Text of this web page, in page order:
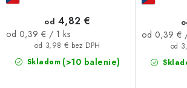
Skladom (>10 balenie)
od 3,98 € bez DPH
od 4,82 €
Jednotková
od 0,39 € / 1 ks
od
Jednotková
od 0,39 €